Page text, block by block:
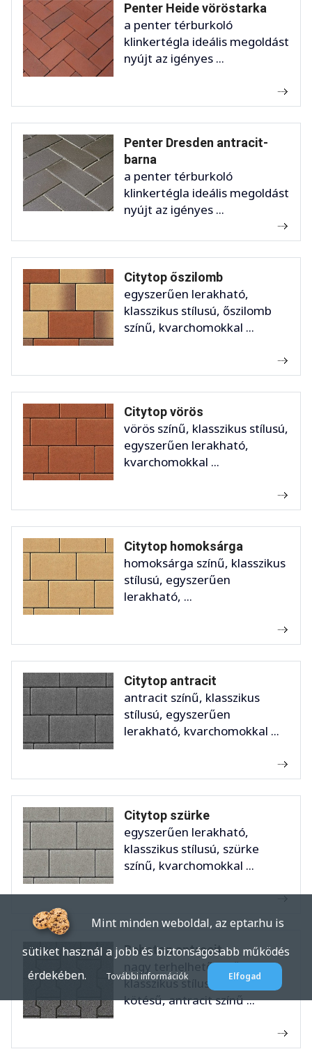
Penter Heide vöröstarka
a penter térburkoló
klinkertégla ideális megoldást
nyújt az igényes ...
Penter Dresden antracit-
barna
a penter térburkoló
klinkertégla ideális megoldást
nyújt az igényes ...
Citytop őszilomb
egyszerűen lerakható,
klasszikus stílusú, őszilomb
színű, kvarchomokkal ...
Citytop vörös
vörös színű, klasszikus stílusú,
egyszerűen lerakható,
kvarchomokkal ...
Citytop homoksárga
homoksárga színű, klasszikus
stílusú, egyszerűen
lerakható, ...
Citytop antracit
antracit színű, klasszikus
stílusú, egyszerűen
lerakható, kvarchomokkal ...
Citytop szürke
egyszerűen lerakható,
klasszikus stílusú, szürke
színű, kvarchomokkal ...
Behaton antracit
nagy terhelhetőségű,
klasszikus stílusú, dupla
kötésű, antracit színű ...
Mint minden weboldal, az eptar.hu is
sütiket használ a jobb és biztonságosabb működés
érdekében.
További információk Elfogad